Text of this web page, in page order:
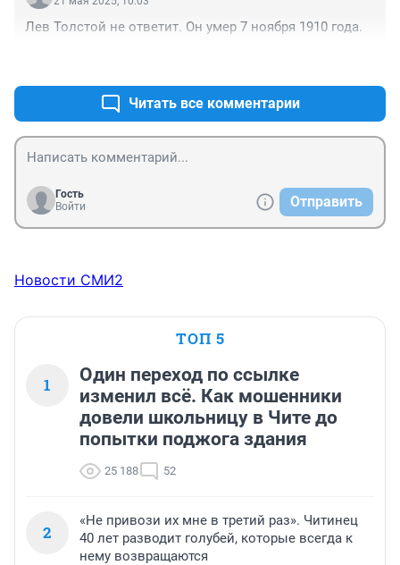
Лев Толстой не ответит. Он умер 7 ноября 1910 года.
Читать все комментарии
Гость
Войти
Отправить
Новости СМИ2
ТОП 5
1
Один переход по ссылке
изменил всё. Как мошенники
довели школьницу в Чите до
попытки поджога здания
25 188 52
2
«Не привози их мне в третий раз». Читинец
40 лет разводит голубей, которые всегда к
нему возвращаются